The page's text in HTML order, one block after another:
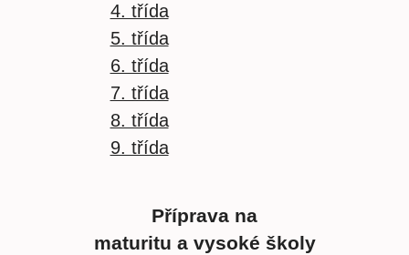
4. třída
5. třída
6. třída
7. třída
8. třída
9. třída
Příprava na
maturitu a vysoké školy